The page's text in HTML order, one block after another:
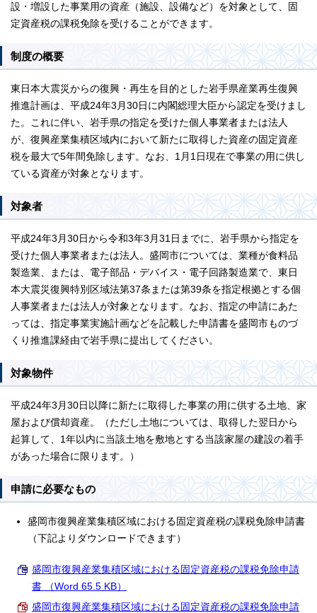
設・増設した事業用の資産（施設、設備など）を対象として、固
定資産税の課税免除を受けることができます。
制度の概要
東日本大震災からの復興・再生を目的とした岩手県産業再生復興
推進計画は、平成24年3月30日に内閣総理大臣から認定を受けまし
た。これに伴い、岩手県の指定を受けた個人事業者または法人
が、復興産業集積区域内において新たに取得した資産の固定資産
税を最大で5年間免除します。なお、1月1日現在で事業の用に供し
ている資産が対象となります。
対象者
平成24年3月30日から令和3年3月31日までに、岩手県から指定を
受けた個人事業者または法人。盛岡市については、業種が食料品
製造業、または、電子部品・デバイス・電子回路製造業で、東日
本大震災復興特別区域法第37条または第39条を指定根拠とする個
人事業者または法人が対象となります。なお、指定の申請にあた
っては、指定事業実施計画などを記載した申請書を盛岡市ものづ
くり推進課経由で岩手県に提出してください。
対象物件
平成24年3月30日以降に新たに取得した事業の用に供する土地、家
屋および償却資産。（ただし土地については、取得した翌日から
起算して、1年以内に当該土地を敷地とする当該家屋の建設の着手
があった場合に限ります。）
申請に必要なもの
盛岡市復興産業集積区域における固定資産税の課税免除申請書
（下記よりダウンロードできます）
盛岡市復興産業集積区域における固定資産税の課税免除申請
書 （Word 65.5 KB）
盛岡市復興産業集積区域における固定資産税の課税免除申請